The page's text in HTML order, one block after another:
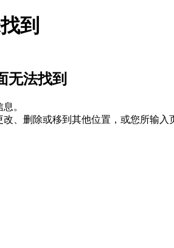
到
无法找到
。
改、删除或移到其他位置，或您所输入